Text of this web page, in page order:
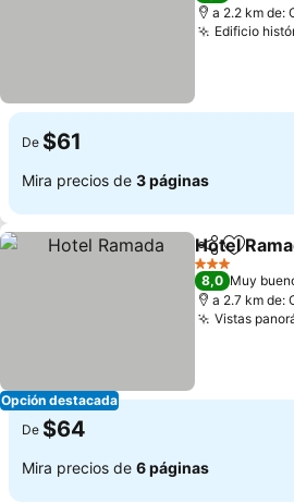
a 2.2 km de:
Edificio
De $61
Mira precios de 3 páginas
Opción destacada
Compartir
Hotel
3 Estrellas
8,0 Muy
a 2.7 km de:
Vistas
De $64
Mira precios de 6 páginas